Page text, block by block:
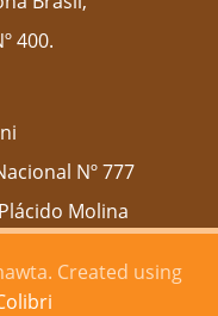
400.
Nº 777
Molina
Created using